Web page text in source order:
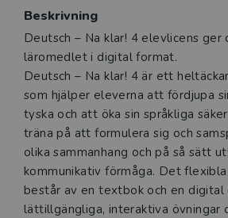
digitalt provexemplar av den här
Ett digitalt provexemplar ger dig
läromedlet där den digitala boken
månader. Observera att erbjudandet
relevanta produkter för din
och dig som är verksam i Sverige.Du
kontakta vårkundservice om du
information eller har frågor om
Den här produkten kan beställas av
Beskrivning
Beskrivning
Deutsch – Na klar! 4 elevlicens ger
läromedlet i digital format.
Deutsch – Na klar! 4 är ett
som hjälper eleverna att fördjupa
tyska och att öka sin språkliga
träna på att formulera sig och
olika sammanhang och på så sätt
kommunikativ förmåga. Det
består av en textbok och en digital
lättillgängliga, interaktiva övningar